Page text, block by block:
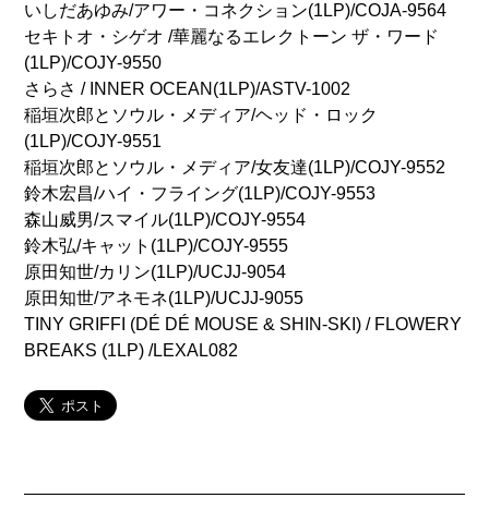
いしだあゆみ/アワー・コネクション(1LP)/COJA-9564
セキトオ・シゲオ /華麗なるエレクトーン ザ・ワード
(1LP)/COJY-9550
さらさ / INNER OCEAN(1LP)/ASTV-1002
稲垣次郎とソウル・メディア/ヘッド・ロック
(1LP)/COJY-9551
稲垣次郎とソウル・メディア/女友達(1LP)/COJY-9552
鈴木宏昌/ハイ・フライング(1LP)/COJY-9553
森山威男/スマイル(1LP)/COJY-9554
鈴木弘/キャット(1LP)/COJY-9555
原田知世/カリン(1LP)/UCJJ-9054
原田知世/アネモネ(1LP)/UCJJ-9055
TINY GRIFFI (DÉ DÉ MOUSE & SHIN-SKI) / FLOWERY
BREAKS (1LP) /LEXAL082